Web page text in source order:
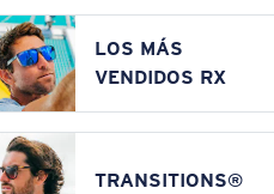
LOS MÁS
VENDIDOS RX
TRANSITIONS®